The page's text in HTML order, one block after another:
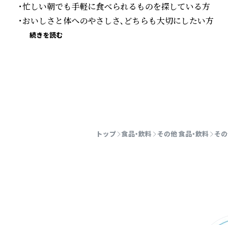
・忙しい朝でも手軽に食べられるものを探している方
・おいしさと体へのやさしさ、どちらも大切にしたい方
続きを読む
トップ 食品・飲料 その他 食品・飲料 そ